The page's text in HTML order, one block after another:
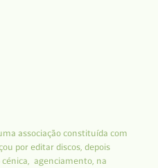
associação constituída com
por editar discos, depois
cénica, agenciamento, na